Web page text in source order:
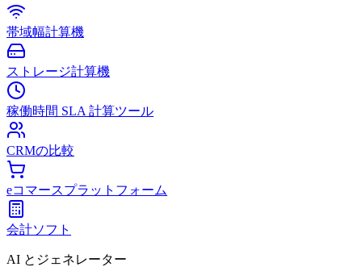
帯域幅計算機
ストレージ計算機
稼働時間 SLA 計算ツール
CRMの比較
eコマースプラットフォーム
会計ソフト
AI とジェネレーター